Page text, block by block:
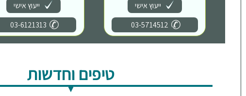
ייעוץ אישי
03-5714512
ייעוץ אישי
03-6121313
טיפים וחדשות